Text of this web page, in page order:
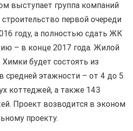
выступает группа компаний
первой очереди
году, а полностью сдать ЖК
– в конце 2017 года. Жилой
будет состоять из
средней этажности – от 4 до 5
коттеджей, а также 143
Проект возводится в эконом
проекту.